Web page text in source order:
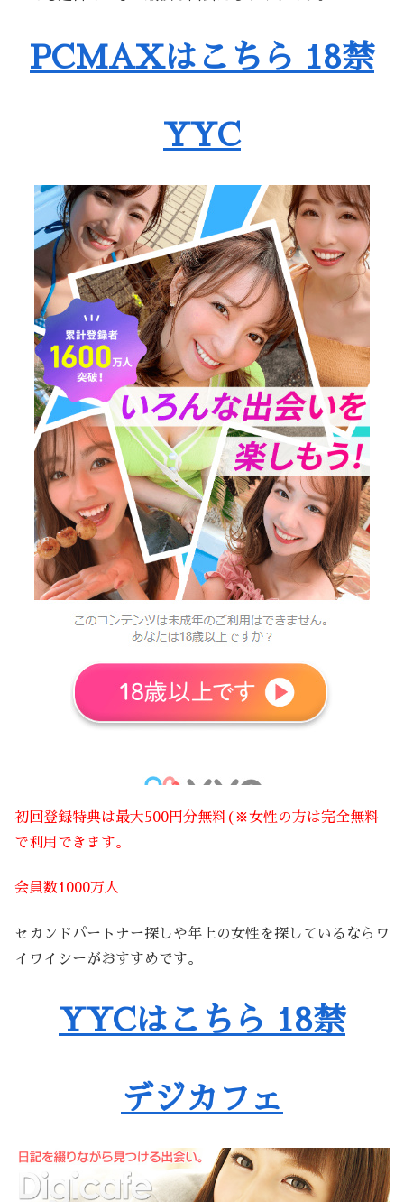
PCMAXはこちら 18禁
YYC
初回登録特典は最大500円分無料(※女性の方は完全無料
で利用できます。
会員数1000万人
セカンドパートナー探しや年上の女性を探しているならワ
イワイシーがおすすめです。
YYCはこちら 18禁
デジカフェ